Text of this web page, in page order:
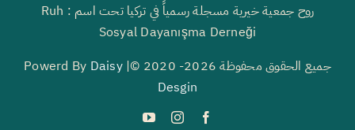
روح جمعية خيرية مسجلة رسمياً في تركيا تحت اسم : Ruh
Sosyal Dayanışma Derneği
جميع الحقوق محفوظة 2026- 2020 ©| Powerd By
Daisy
Desgin